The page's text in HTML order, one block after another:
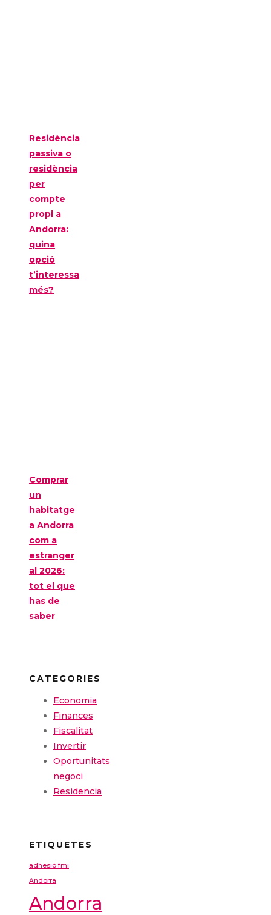
Residència
passiva o
residència
per
compte
propi a
Andorra:
quina
opció
t’interessa
més?
Comprar
un
habitatge
a Andorra
com a
estranger
al 2026:
tot el que
has de
saber
CATEGORIES
Economia
Finances
Fiscalitat
Invertir
Oportunitats
negoci
Residencia
ETIQUETES
adhesió fmi
Andorra
Andorra